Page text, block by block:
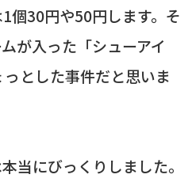
個30円や50円します。そ
が入った「シューアイ
とした事件だと思いま
当にびっくりしました。